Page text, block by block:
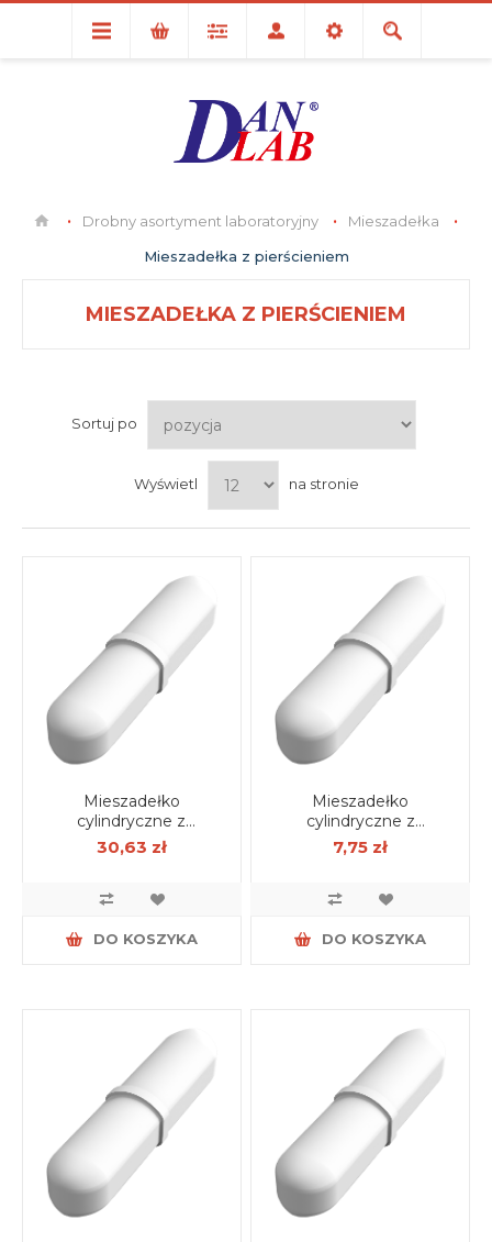
Drobny asortyment laboratoryjny
Mieszadełka
Mieszadełka z pierścieniem
MIESZADEŁKA Z PIERŚCIENIEM
Sortuj po
Wyświetl na stronie
Mieszadełko
cylindryczne z
pierścieniem 10mm X
60mm
30,63 zł
DO KOSZYKA
Mieszadełko
cylindryczne z
pierścieniem 6mm X
25mm
7,75 zł
DO KOSZYKA